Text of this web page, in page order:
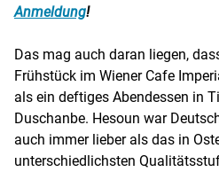
Anmeldung!
Das mag auch daran liegen,
Frühstück im Wiener Cafe
als ein deftiges Abendessen in
Duschanbe. Hesoun war
auch immer lieber als das in
unterschiedlichsten